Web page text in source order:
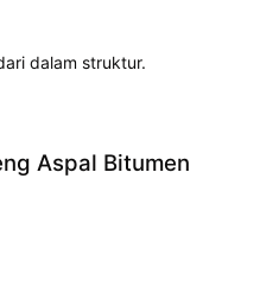
dalam struktur.
Aspal Bitumen